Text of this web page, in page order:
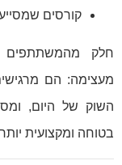
קורסים
חלק מהמשתתפים
מעצימה: הם
השוק של היום,
בטוחה ומקצועית